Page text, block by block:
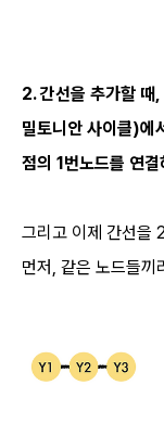
2. 간선을 추가할 때,
밀토니안 사이클)에
점의 1번노드를 연
그리고 이제 간선을
먼저, 같은 노드들끼